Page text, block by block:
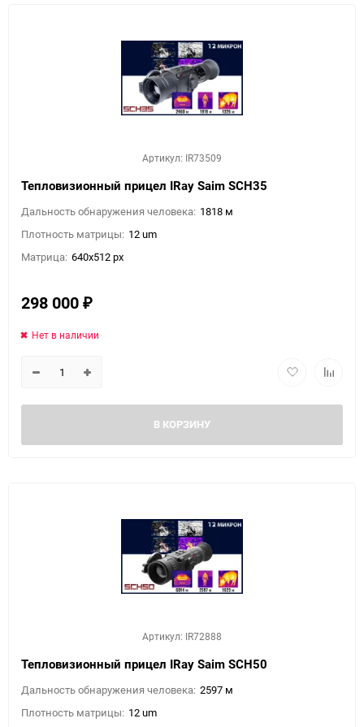
Артикул: IR73509
Тепловизионный прицел IRay Saim SCH35
Дальность обнаружения человека: 1818 м
Плотность матрицы: 12 um
Матрица: 640x512 px
298 000 ₽
Нет в наличии
В КОРЗИНУ
Артикул: IR72888
Тепловизионный прицел IRay Saim SCH50
Дальность обнаружения человека: 2597 м
Плотность матрицы: 12 um